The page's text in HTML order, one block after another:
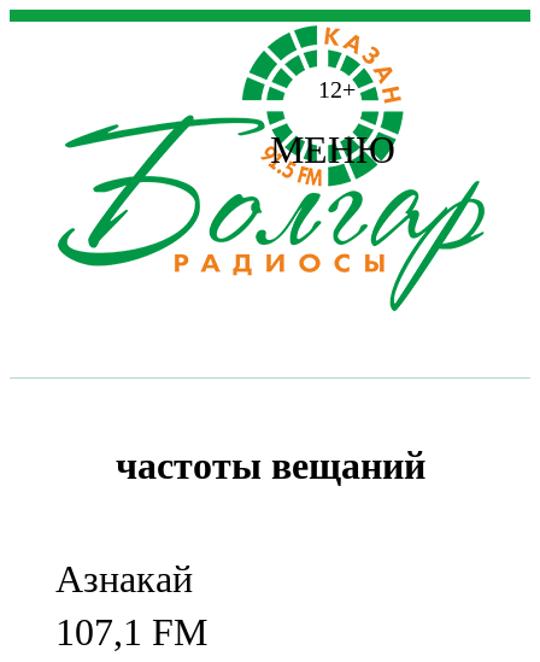
12+
МЕНЮ
частоты вещаний
Азнакай
107,1 FM